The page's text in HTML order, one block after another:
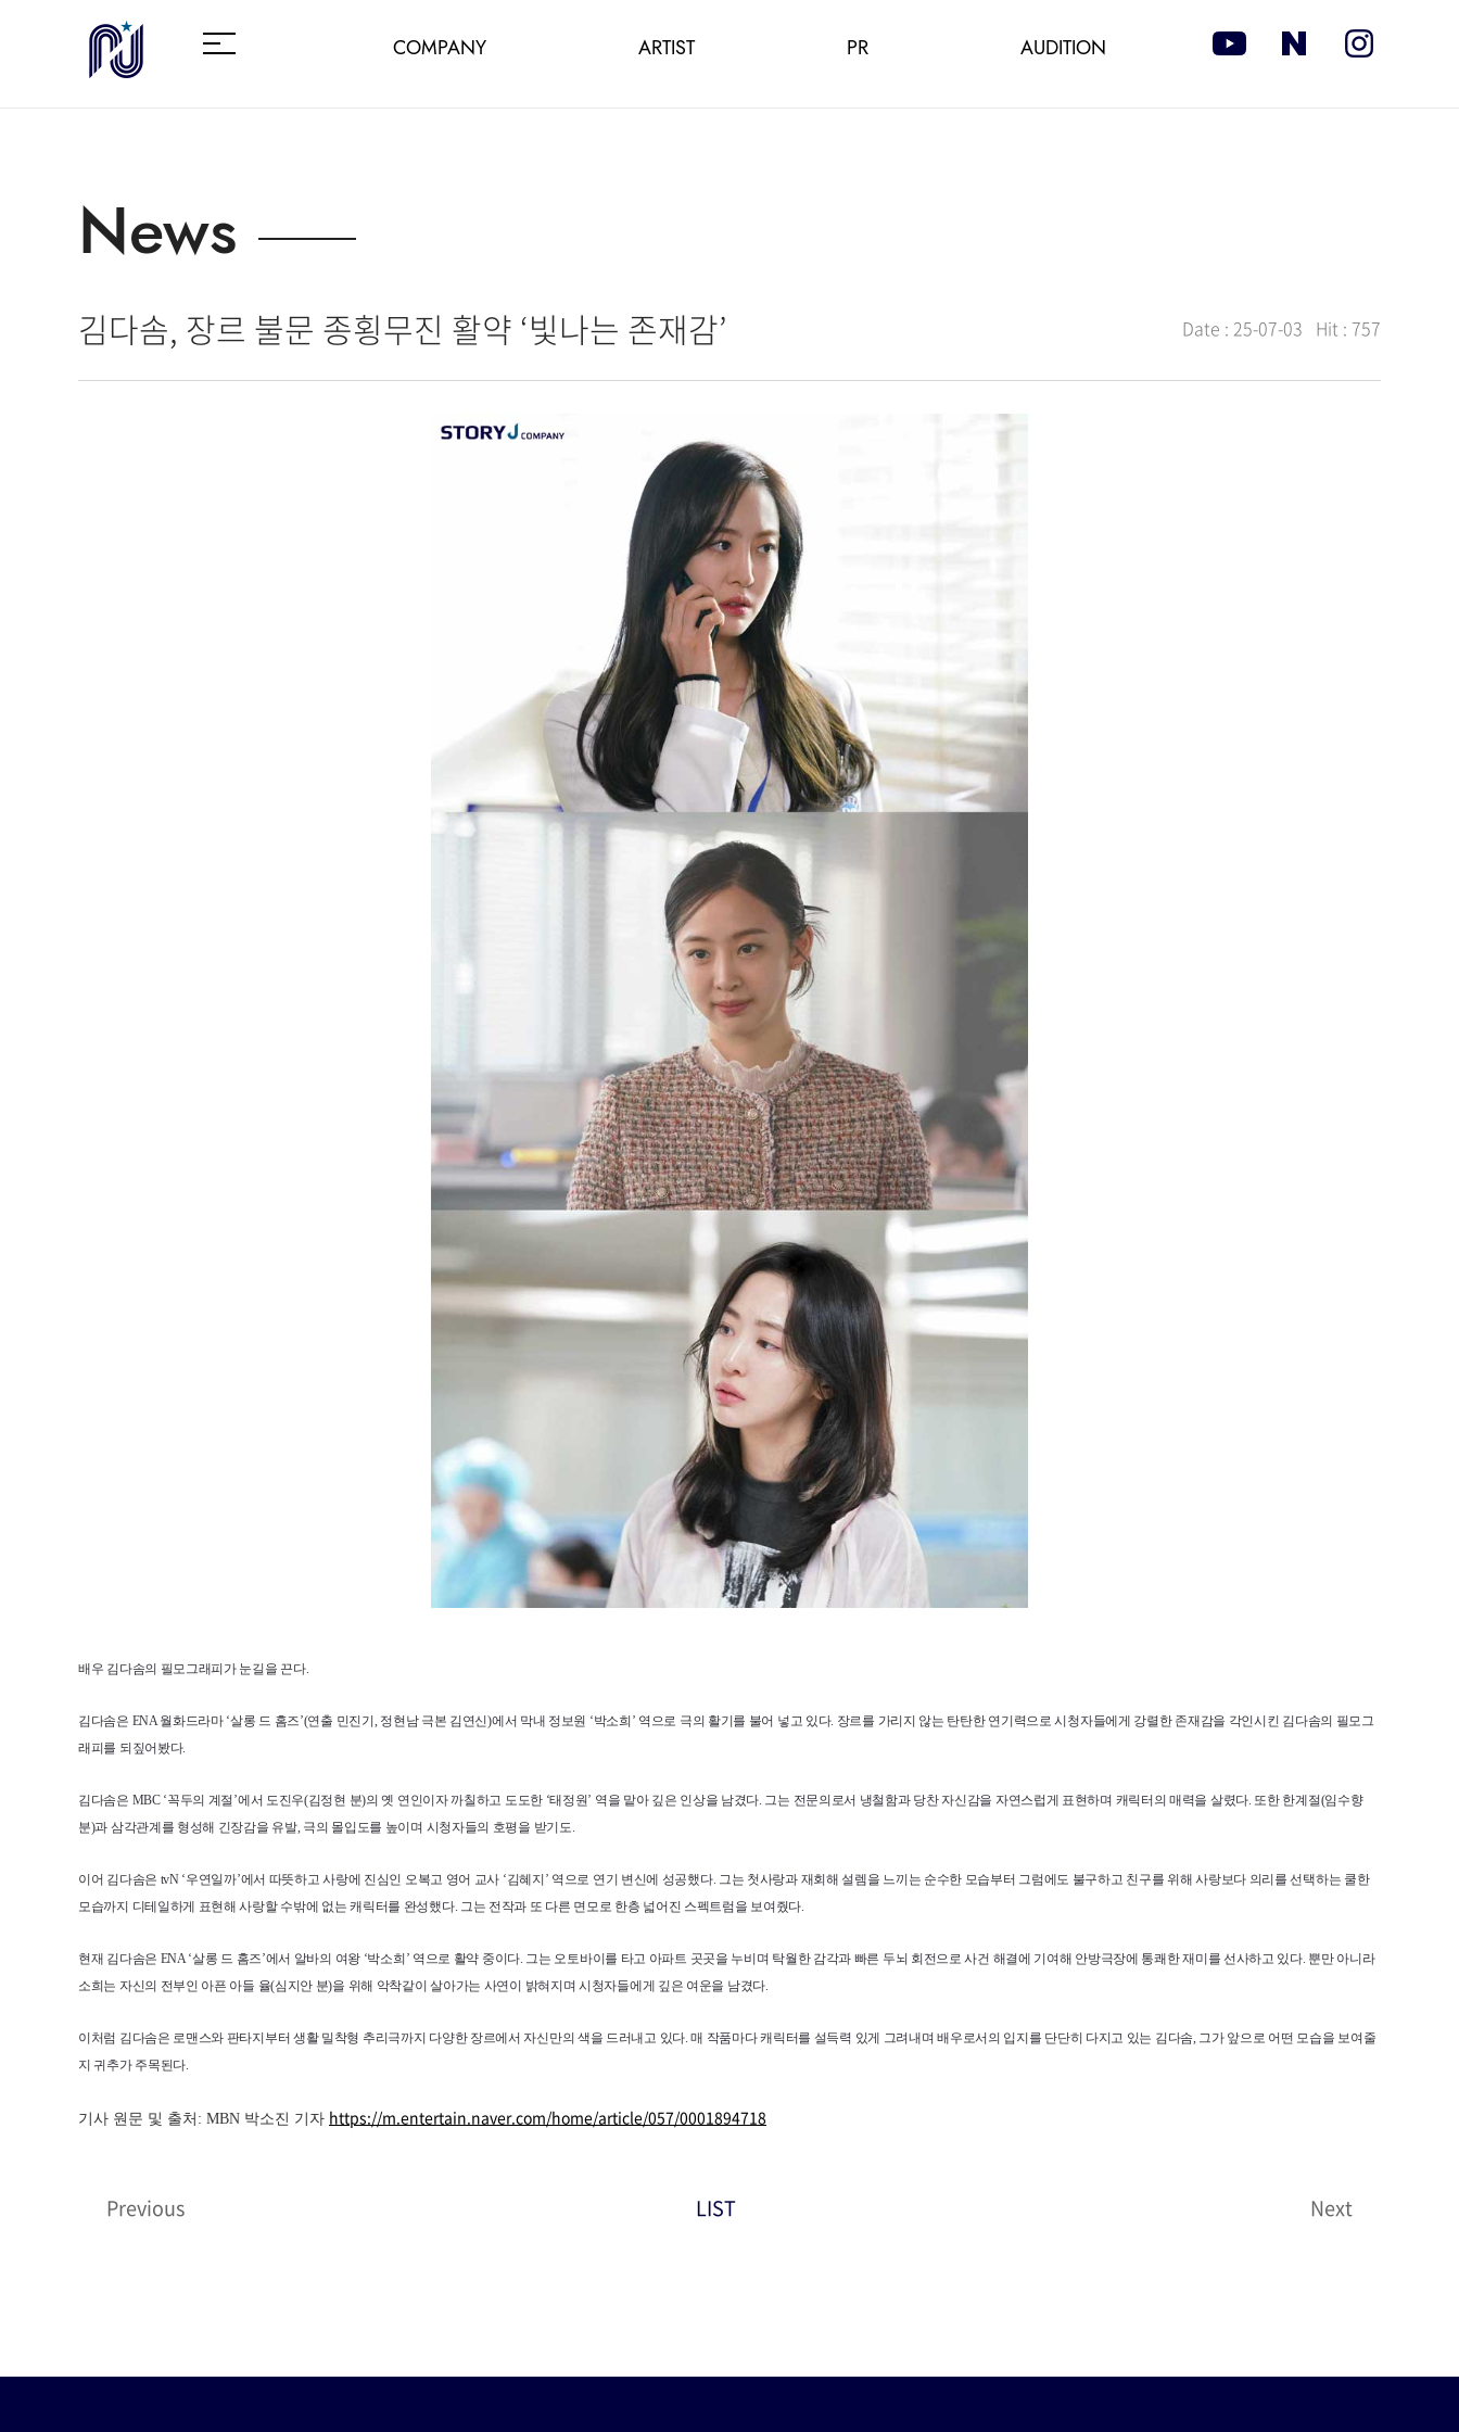
COMPANY ARTIST PR AUDITION
News
김다솜, 장르 불문 종횡무진 활약 ‘빛나는 존재감’ Date : 25-07-03 Hit : 757
배우 김다솜의 필모그래피가 눈길을 끈다.
김다솜은 ENA 월화드라마 ‘살롱 드 홈즈’(연출 민진기, 정현남 극본 김연신)에서 막내 정보원 ‘박소희’ 역으로 극의 활기를 불어 넣고 있다. 장르를 가리지 않는 탄탄한 연기력으로 시청자들에게 강렬한 존재감을 각인시킨 김다솜의 필모그
래피를 되짚어봤다.
김다솜은 MBC ‘꼭두의 계절’에서 도진우(김정현 분)의 옛 연인이자 까칠하고 도도한 ‘태정원’ 역을 맡아 깊은 인상을 남겼다. 그는 전문의로서 냉철함과 당찬 자신감을 자연스럽게 표현하며 캐릭터의 매력을 살렸다. 또한 한계절(임수향
분)과 삼각관계를 형성해 긴장감을 유발, 극의 몰입도를 높이며 시청자들의 호평을 받기도.
이어 김다솜은 tvN ‘우연일까’에서 따뜻하고 사랑에 진심인 오복고 영어 교사 ‘김혜지’ 역으로 연기 변신에 성공했다. 그는 첫사랑과 재회해 설렘을 느끼는 순수한 모습부터 그럼에도 불구하고 친구를 위해 사랑보다 의리를 선택하는 쿨한
모습까지 디테일하게 표현해 사랑할 수밖에 없는 캐릭터를 완성했다. 그는 전작과 또 다른 면모로 한층 넓어진 스펙트럼을 보여줬다.
현재 김다솜은 ENA ‘살롱 드 홈즈’에서 알바의 여왕 ‘박소희’ 역으로 활약 중이다. 그는 오토바이를 타고 아파트 곳곳을 누비며 탁월한 감각과 빠른 두뇌 회전으로 사건 해결에 기여해 안방극장에 통쾌한 재미를 선사하고 있다. 뿐만 아니라
소희는 자신의 전부인 아픈 아들 율(심지안 분)을 위해 악착같이 살아가는 사연이 밝혀지며 시청자들에게 깊은 여운을 남겼다.
이처럼 김다솜은 로맨스와 판타지부터 생활 밀착형 추리극까지 다양한 장르에서 자신만의 색을 드러내고 있다. 매 작품마다 캐릭터를 설득력 있게 그려내며 배우로서의 입지를 단단히 다지고 있는 김다솜, 그가 앞으로 어떤 모습을 보여줄
지 귀추가 주목된다.
기사 원문 및 출처: MBN 박소진 기자 https://m.entertain.naver.com/home/article/057/0001894718
Previous LIST Next